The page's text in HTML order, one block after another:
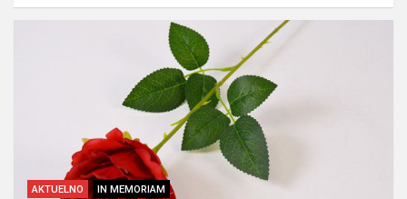
AKTUELNO IN MEMORIAM